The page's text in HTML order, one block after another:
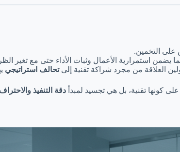
على التخمين.
يضمن استمرارية الأعمال وثبات الأداء حتى مع تغير
العلاقة من مجرد شراكة تقنية إلىتحالف استراتيجي
كونها تقنية، بل هي تجسيد لمبدأ دقة التنفيذ